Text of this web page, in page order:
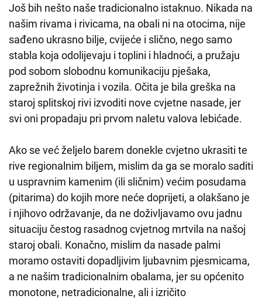
Još bih nešto naše tradicionalno istaknuo. Nikada na
našim rivama i rivicama, na obali ni na otocima, nije
sađeno ukrasno bilje, cvijeće i slično, nego samo
stabla koja odolijevaju i toplini i hladnoći, a pružaju
pod sobom slobodnu komunikaciju pješaka,
zaprežnih životinja i vozila. Očita je bila greška na
staroj splitskoj rivi izvoditi nove cvjetne nasade, jer
svi oni propadaju pri prvom naletu valova lebićade.
Ako se već željelo barem donekle cvjetno ukrasiti te
rive regionalnim biljem, mislim da ga se moralo saditi
u uspravnim kamenim (ili sličnim) većim posudama
(pitarima) do kojih more neće doprijeti, a olakšano je
i njihovo održavanje, da ne doživljavamo ovu jadnu
situaciju čestog rasadnog cvjetnog mrtvila na našoj
staroj obali. Konačno, mislim da nasade palmi
moramo ostaviti dopadljivim ljubavnim pjesmicama,
a ne našim tradicionalnim obalama, jer su općenito
monotone, netradicionalne, ali i izričito